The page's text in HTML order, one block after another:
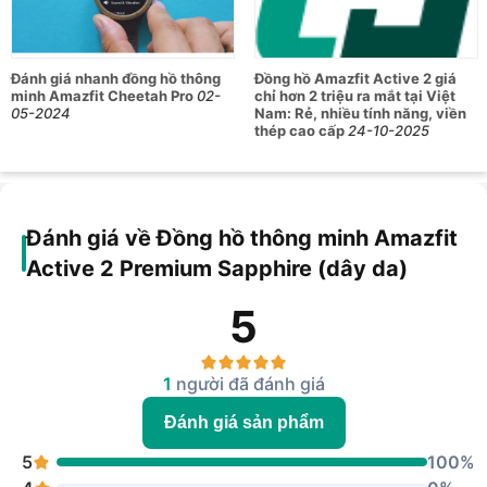
Sapphire
Thông số
Chi tiết
Thông tin chung
phẩm
Chất liệu đồng hồ
Viền bezel thép
Khung giữa polyme
Mặt kính sapphire
5 ATM
AMOLED
Kích thước
1.32 inch
Đánh giá nhanh đồng hồ thông
minh Amazfit Cheetah Pro02-
05-2024
Đồng hồ Amazfit Active 2 giá
chỉ hơn 2 triệu ra mắt tại Việt
Nam: Rẻ, nhiều tính năng, viền
thép cao cấp24-10-2025
Đánh giá về Đồng hồ thông minh Amazfit
Active 2 Premium Sapphire (dây da)
5
1 người đã đánh giá
Đánh giá sản phẩm
5
100%